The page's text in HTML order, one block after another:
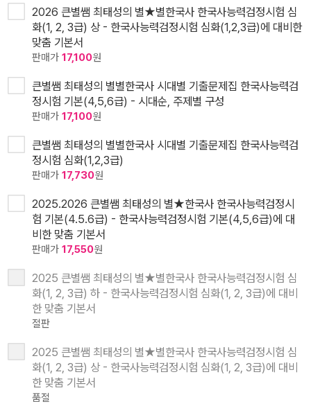
2026 큰별쌤 최태성의 별★별한국사 한국사능력검정시험 심
화(1, 2, 3급) 상 - 한국사능력검정시험 심화(1,2,3급)에 대비한
맞춤 기본서
판매가 17,100원
큰별쌤 최태성의 별별한국사 시대별 기출문제집 한국사능력검
정시험 기본(4,5,6급) - 시대순, 주제별 구성
판매가 17,100원
큰별쌤 최태성의 별별한국사 시대별 기출문제집 한국사능력검
정시험 심화(1,2,3급)
판매가 17,730원
2025.2026 큰별쌤 최태성의 별★한국사 한국사능력검정시
험 기본(4.5.6급) - 한국사능력검정시험 기본(4,5,6급)에 대
비한 맞춤 기본서
판매가 17,550원
2025 큰별쌤 최태성의 별★별한국사 한국사능력검정시험 심
화(1, 2, 3급) 하 - 한국사능력검정시험 심화(1, 2, 3급)에 대비
한 맞춤 기본서
절판
2025 큰별쌤 최태성의 별★별한국사 한국사능력검정시험 심
화(1, 2, 3급) 상 - 한국사능력검정시험 심화(1, 2, 3급)에 대비
한 맞춤 기본서
품절